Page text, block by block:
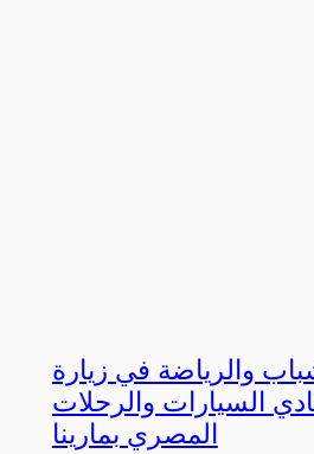
والرياضة في زيارة
السيارات والرحلات
المصري بمارينا